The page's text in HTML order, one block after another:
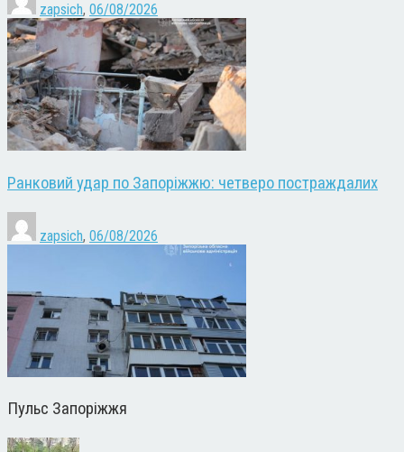
zapsich, 06/08/2026
Ранковий удар по Запоріжжю: четверо постраждалих
zapsich, 06/08/2026
Пульс Запоріжжя